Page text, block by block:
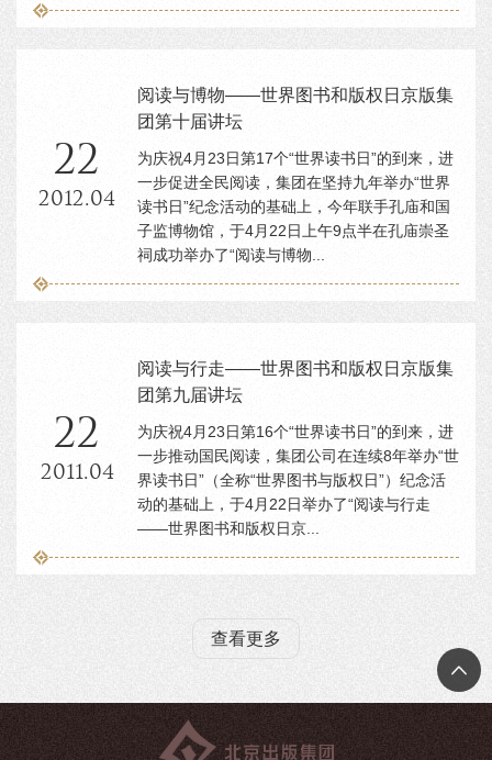
22
2012.04
阅读与博物——世界图书和版权日京版集
团第十届讲坛
为庆祝4月23日第17个“世界读书日”的到来，进
一步促进全民阅读，集团在坚持九年举办“世界
读书日”纪念活动的基础上，今年联手孔庙和国
子监博物馆，于4月22日上午9点半在孔庙崇圣
祠成功举办了“阅读与博物...
22
2011.04
阅读与行走——世界图书和版权日京版集
团第九届讲坛
为庆祝4月23日第16个“世界读书日”的到来，进
一步推动国民阅读，集团公司在连续8年举办“世
界读书日”（全称“世界图书与版权日”）纪念活
动的基础上，于4月22日举办了“阅读与行走
——世界图书和版权日京...
查看更多